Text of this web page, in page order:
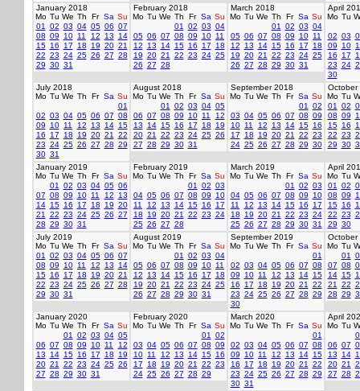
January 2018
Mo Tu We Th Fr Sa Su
01
02 03 04 05 06 07
08 09 10 11 12 13
14
15 16 17 18 19 20 21
22 23 24 25 26 27 28
29 30 31
February 2018
Mo Tu We Th Fr Sa Su
01
02 03 04
05 06 07 08 09 10 11
12
13 14 15 16 17
18
19 20 21 22 23 24 25
26 27 28
March 2018
Mo Tu We Th Fr Sa Su
01
02 03 04
05 06 07 08 09 10 11
12
13 14 15 16 17
18
19 20 21 22 23 24 25
26 27 28 29 30 31
April
Mo Tu
02 03
09
10
16
17
23 24
30
July 2018
Mo Tu We Th Fr Sa Su
01
02 03 04 05 06 07 08
09
10 11 12 13 14 15
16
17 18 19 20 21
22
23 24 25 26 27 28 29
30 31
August 2018
Mo Tu We Th Fr Sa Su
01
02 03 04 05
06 07 08 09 10 11
12
13
14 15 16 17 18
19
20 21 22 23 24 25 26
27 28 29 30 31
September 2018
Mo Tu We Th Fr Sa Su
01
02
03 04 05 06 07 08 09
10 11 12 13 14 15 16
17
18 19 20 21 22 23
24 25 26 27 28 29 30
October
Mo Tu
01
02
08 09
15 16
22 23
29 30
January 2019
Mo Tu We Th Fr Sa Su
01
02 03 04 05 06
07 08 09 10 11 12
13
14 15 16 17 18 19 20
21
22 23 24 25 26 27
28 29 30 31
February 2019
Mo Tu We Th Fr Sa Su
01
02 03
04 05 06 07 08 09
10
11
12 13 14 15 16
17
18
19 20 21 22 23 24
25 26 27 28
March 2019
Mo Tu We Th Fr Sa Su
01
02 03
04 05 06 07 08 09
10
11
12 13 14 15 16
17
18
19 20 21 22 23 24
25 26 27 28 29 30 31
April
Mo Tu
01
02
08 09
15 16
22 23
29 30
July 2019
Mo Tu We Th Fr Sa Su
01
02 03 04 05 06 07
08 09 10 11 12 13
14
15 16 17 18 19 20 21
22 23 24 25 26 27 28
29 30 31
August 2019
Mo Tu We Th Fr Sa Su
01
02 03 04
05 06 07 08 09 10 11
12
13 14 15 16 17
18
19 20 21 22 23 24 25
26 27 28 29 30 31
September 2019
Mo Tu We Th Fr Sa Su
01
02 03 04 05 06 07 08
09
10 11 12 13 14 15
16
17 18 19 20 21
22
23 24 25 26 27 28 29
30
October
Mo Tu
01
07 08
14 15
21
22
28 29
January 2020
Mo Tu We Th Fr Sa Su
01
02 03 04 05
06 07 08 09 10 11
12
13
14 15 16 17 18
19
20 21 22 23 24 25 26
27 28 29 30 31
February 2020
Mo Tu We Th Fr Sa Su
01
02
03 04 05 06 07 08 09
10 11 12 13 14 15 16
17
18 19 20 21 22 23
24 25 26 27 28 29
March 2020
Mo Tu We Th Fr Sa Su
01
02 03 04 05 06 07 08
09
10 11 12 13 14 15
16
17 18 19 20 21
22
23 24 25 26 27 28 29
30 31
April
Mo Tu
06 07
13
14
20 21
27 28